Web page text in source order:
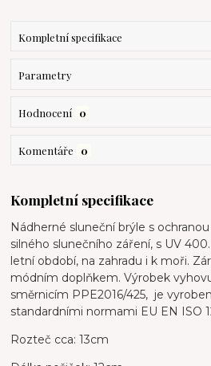
Kompletní specifikace
Parametry
Hodnocení 0
Komentáře 0
Kompletní specifikace
Nádherné sluneční brýle s
silného slunečního záření, s UV
letní období, na zahradu i k moři.
módním doplňkem. Výrobek
směrnicím PPE2016/425, je
standardními normami EU EN ISO
Rozteč cca: 13cm